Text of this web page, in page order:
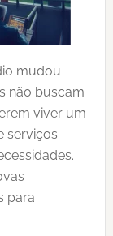
mudou
não buscam
viver um
serviços
para